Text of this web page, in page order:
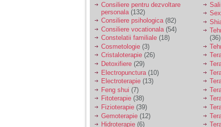
Consiliere pentru dezvoltare
personala (132)
Consiliere psihologica(82)
Consiliere vocationala (54)
Constelatii familiale (18)
Cosmetologie (3)
Cristaloterapie (26)
Detoxifiere (29)
Electropunctura (10)
Electroterapie (13)
Feng shui (7)
Fitoterapie (38)
Fizioterapie (39)
Gemoterapie (12)
Hidroterapie (6)
(36)